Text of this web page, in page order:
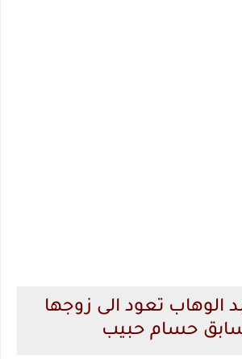
الوهاب تعود الى زوجها
حسام حبيب